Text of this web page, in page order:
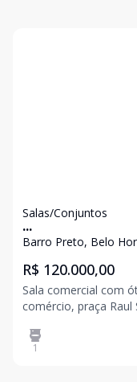
Salas/Conjuntos
...
Barro Preto, Belo
R$ 120.000,00
Sala comercial com
comércio, praça Raul
1